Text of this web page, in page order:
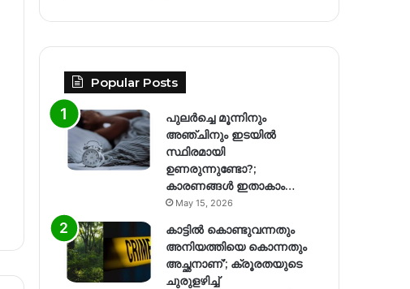
Popular Posts
പുലർച്ചെ മൂന്നിനും
അഞ്ചിനും ഇടയിൽ
സ്ഥിരമായി
ഉണരുന്നുണ്ടോ?;
കാരണങ്ങള്‍ ഇതാകാം…
May 15, 2026
കാട്ടിൽ കൊണ്ടുവന്നതും
അനിയത്തിയെ കൊന്നതും
അച്ഛനാണ്’; ക്രൂരതയുടെ
ചുരുളഴിച്ച്